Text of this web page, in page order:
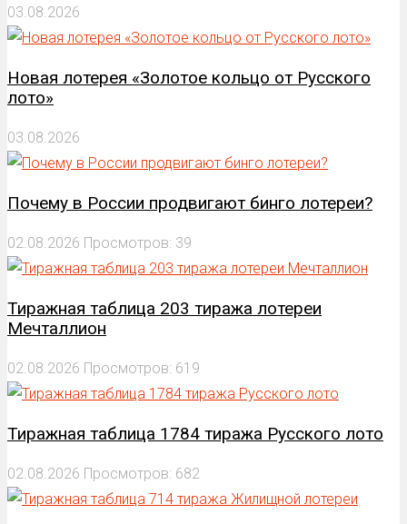
03.08.2026
Новая лотерея «Золотое кольцо от Русского
лото»
03.08.2026
Почему в России продвигают бинго лотереи?
02.08.2026 Просмотров: 39
Тиражная таблица 203 тиража лотереи
Мечталлион
02.08.2026 Просмотров: 619
Тиражная таблица 1784 тиража Русского лото
02.08.2026 Просмотров: 682